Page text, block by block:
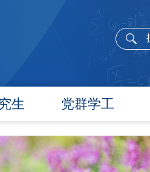
生
公告
工作
党群学工
党委概况
党建工作